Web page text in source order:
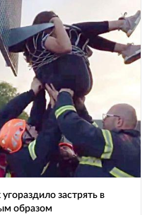
застрять в
образом